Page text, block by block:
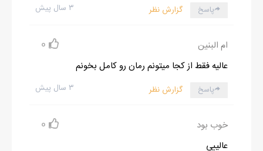
۳ سال پیش پاسخ گزارش نظر
ام البنین 0
عالیه فقط از کجا میتونم رمان رو کامل بخونم
۳ سال پیش پاسخ گزارش نظر
خوب بود 0
عالییی